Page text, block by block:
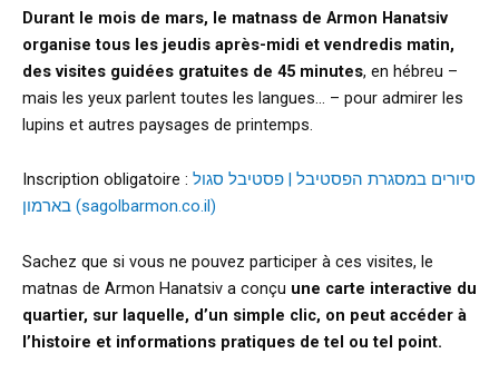
Durant le mois de mars, le matnass de Armon Hanatsiv
organise tous les jeudis après-midi et vendredis matin,
des visites guidées gratuites de 45 minutes, en hébreu –
mais les yeux parlent toutes les langues… – pour admirer les
lupins et autres paysages de printemps.
Inscription obligatoire : סיורים במסגרת הפסטיבל | פסטיבל סגול
בארמון (sagolbarmon.co.il)
Sachez que si vous ne pouvez participer à ces visites, le
matnas de Armon Hanatsiv a conçu une carte interactive du
quartier, sur laquelle, d’un simple clic, on peut accéder à
l’histoire et informations pratiques de tel ou tel point.